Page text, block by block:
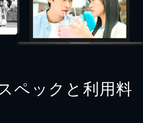
ペックと利用料